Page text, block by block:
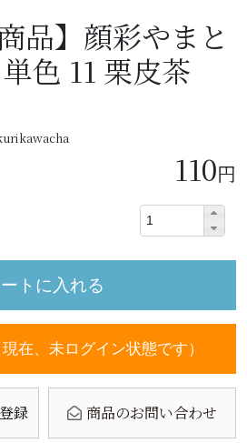
品】顔彩やまと
色 11 栗皮茶
110円
現在、未ログイン状態です）
録 商品のお問い合わせ